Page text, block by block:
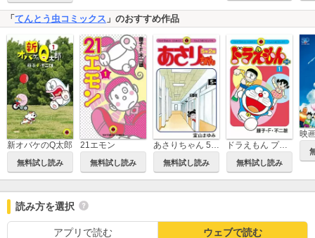
「 てんとう虫コミックス 」のおすすめ作品
新オバケのQ太郎
無料試し読み
21エモン
無料試し読み 無料試し読み
ドラえもん プラス
無料試し読み
読み方を選択
アプリで読む ウェブで読む